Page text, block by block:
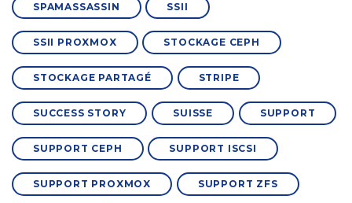
SPAMASSASSIN SSII
SSII PROXMOX STOCKAGE CEPH
STOCKAGE PARTAGÉ STRIPE
SUCCESS STORY SUISSE SUPPORT
SUPPORT CEPH SUPPORT ISCSI
SUPPORT PROXMOX SUPPORT ZFS